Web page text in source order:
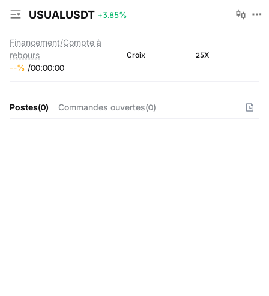
USUALUSDT +3.85%
Financement/Compte à
rebours
--% /00:00:00
Croix 25X
Postes(0) Commandes ouvertes(0)